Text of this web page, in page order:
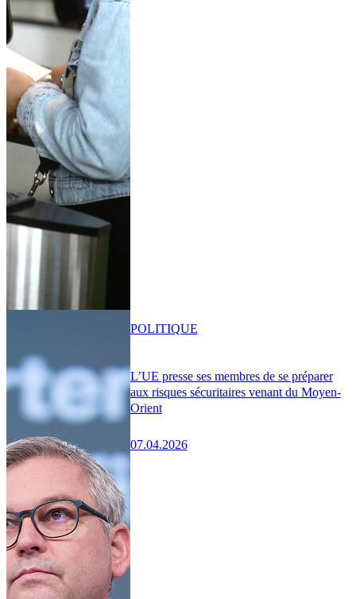
L’UE presse ses membres de se préparer
aux risques sécuritaires venant du Moyen-
Orient
07.04.2026
POLITIQUE